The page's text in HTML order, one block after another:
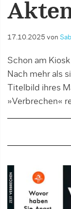
17.10.2025 von
Schon am
Nach mehr als
Titelbild ihres
»Verbrechen«